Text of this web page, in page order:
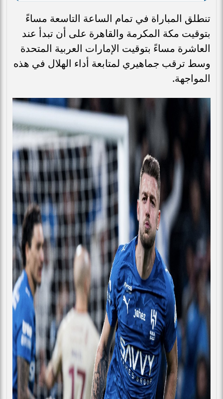
تنطلق المباراة في تمام الساعة التاسعة مساءً
بتوقيت مكة المكرمة والقاهرة على أن تبدأ عند
العاشرة مساءً بتوقيت الإمارات العربية المتحدة
وسط ترقب جماهيري لمتابعة أداء الهلال في هذه
المواجهة.